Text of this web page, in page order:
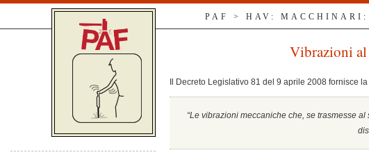
PAF > HAV: MACCHINARI:
Vibrazioni al
Il Decreto Legislativo 81 del 9 aprile 2008 fornisce
“Le vibrazioni meccaniche che, se trasmesse